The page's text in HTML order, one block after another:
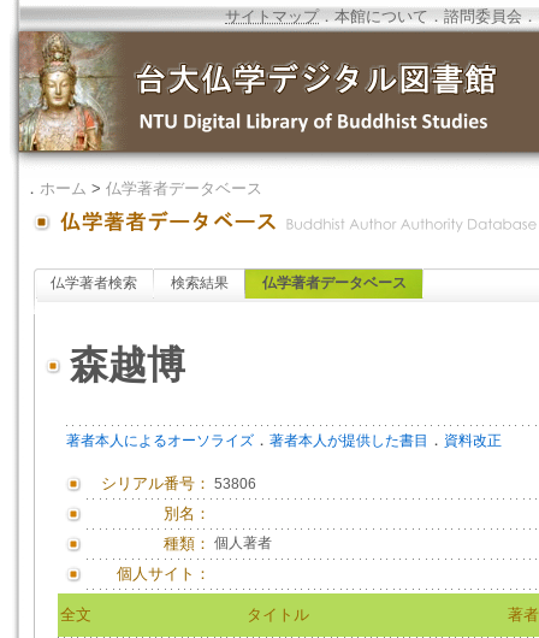
サイトマップ．本館について ．諮問委員会 ．
． ホーム > 仏学著者データベース
仏学著者検索 検索結果 仏学著者データベース
森越博
著者本人によるオーソライズ ． 著者本人が提供した書目 ． 資料改正
シリアル番号： 53806
別名：
種類： 個人著者
個人サイト：
全文 タイトル 著者